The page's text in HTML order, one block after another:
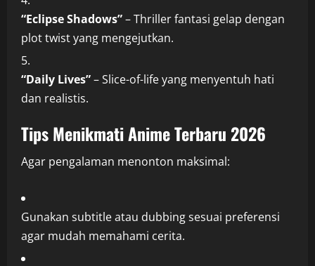
“Eclipse Shadows”– Thriller fantasi gelap dengan
plot twist yang mengejutkan.
“Daily Lives”– Slice-of-life yang menyentuh hati
dan realistis.
Tips Menikmati Anime Terbaru 2026
Agar pengalaman menonton maksimal:
Gunakan subtitle atau dubbing sesuai preferensi
agar mudah memahami cerita.